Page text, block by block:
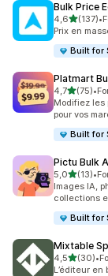
Bulk Price
4,6étoile(s)
(137)
137 avis au•
Prix en
Built for
Platmart
4,7étoile(s)
(75)
75 avis au
•
Modifiez les
pour vos
Built for
Pictu Bulk
5,0étoile(s)
(13)
13 avis au•
Images IA,
collections
Built for
Mixtable
4,5étoile(s)
(30)
30 avis au•
L’éditeur